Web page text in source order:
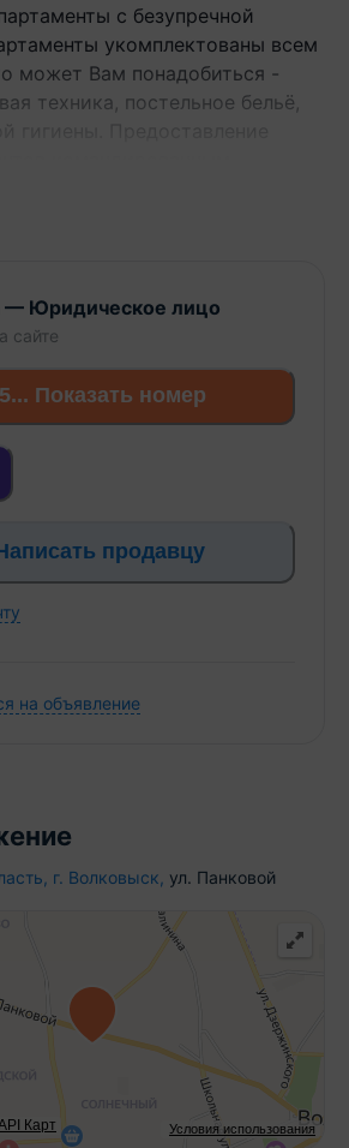
с безупречной
укомплектованы всем
может Вам понадобиться -
техника, постельное бельё,
— Юридическое лицо
сайте
Показать номер
продавцу
на объявление
г. Волковыск ул. Панковой
Условия использования
Карт